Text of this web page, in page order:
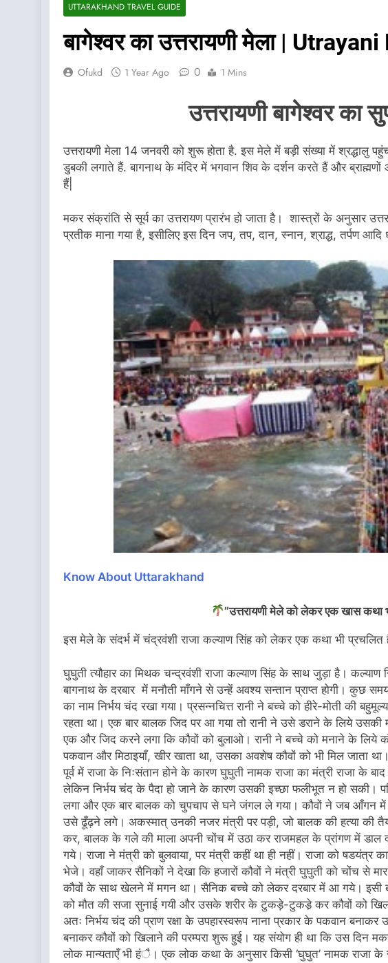
UTTARAKHAND TRAVEL GUIDE
बागेश्वर का उत्तरायणी मेला |
Ofukd 1 Year Ago 0 1 Mins
उत्तरायणी बागेश्वर का
उत्तरायणी मेला 14 जनवरी को शुरू होता है. इस मेले में बड़ी संख्या में श्रद्धालु
डुबकी लगाते हैं. बागनाथ के मंदिर में भगवान शिव के दर्शन करते हैं और ब्राह्मणों
हैं|
मकर संक्रांति से सूर्य का उत्तरायण प्रारंभ हो जाता है। शास्त्रों के अनुसार
प्रतीक माना गया है, इसीलिए इस दिन जप, तप, दान, स्नान, श्राद्ध, तर्पण आदि
Know About Uttarakhand
”उत्तरायणी मेले को लेकर एक खास कथा
इस मेले के संदर्भ में चंद्रवंशी राजा कल्याण सिंह को लेकर एक कथा भी प्रचलित
घुघुती त्यौहार का मिथक चन्द्रवंशी राजा कल्याण सिंह के साथ जुड़ा है। कल्याण
बागनाथ के दरबार में मनौती माँगने से उन्हें अवश्य सन्तान प्राप्त होगी। कुछ
का नाम निर्भय चंद रखा गया। प्रसन्नचित्त रानी ने बच्चे को हीरे-मोती की
रहता था। एक बार बालक जिद पर आ गया तो रानी ने उसे डराने के लिये
एक और जिद करने लगा कि कौवों को बुलाओ। रानी ने बच्चे को मनाने के लिये
पकवान और मिठाइयाँ, खीर खाता था, उसका अवशेष कौवों को भी मिल जाता
पूर्व में राजा के निःसंतान होने के कारण घुघुती नामक राजा का मंत्री राजा के
लेकिन निर्भय चंद के पैदा हो जाने के कारण उसकी इच्छा फलीभूत न हो सकी।
लगा और एक बार बालक को चुपचाप से घने जंगल ले गया। कौवों ने जब आँगन
उसे ढूँढ़ने लगे। अकस्मात् उनकी नजर मंत्री पर पड़ी, जो बालक की हत्या की
कर, बालक के गले की माला अपनी चोंच में उठा कर राजमहल के प्रांगण में डाल
गये। राजा ने मंत्री को बुलवाया, पर मंत्री कहीं था ही नहीं। राजा को
भेजे। वहाँ जाकर सैनिकों ने देखा कि हजारों कौवों ने मंत्री घुघुती को चोंच से
कौवों के साथ खेलने में मगन था। सैनिक बच्चे को लेकर दरबार में आ गये। इसी
को मौत की सजा सुनाई गयी और उसके शरीर के टुकड़े-टुकडे़ कर कौवों को
अतः निर्भय चंद की प्राण रक्षा के उपहारस्वरूप नाना प्रकार के पकवान बनाकर
बनाकर कौवों को खिलाने की परम्परा शुरू हुई। यह संयोग ही था कि उस दिन
लोक मान्यताएँ भी हंै। एक लोक कथा के अनुसार किसी ‘घुघुत’ नामक राजा